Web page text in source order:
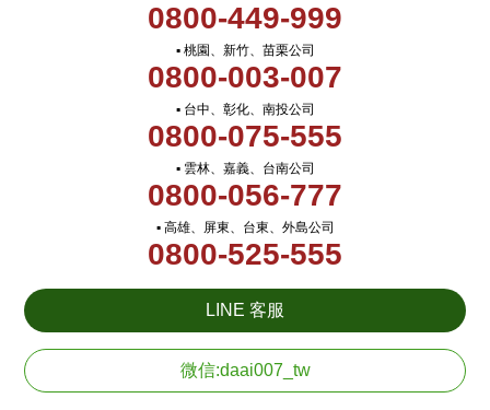
0800-449-999
▪ 桃園、新竹、苗栗公司
0800-003-007
▪ 台中、彰化、南投公司
0800-075-555
▪ 雲林、嘉義、台南公司
0800-056-777
▪ 高雄、屏東、台東、外島公司
0800-525-555
LINE 客服
微信:daai007_tw